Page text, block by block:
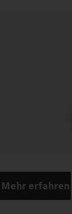
Mehr erfahren